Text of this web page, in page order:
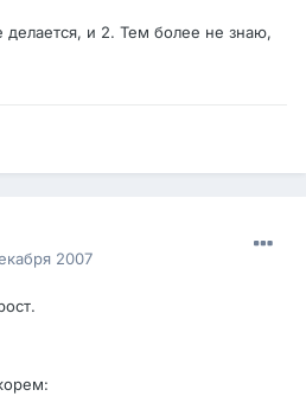
делается, и 2. Тем более не знаю,
2007